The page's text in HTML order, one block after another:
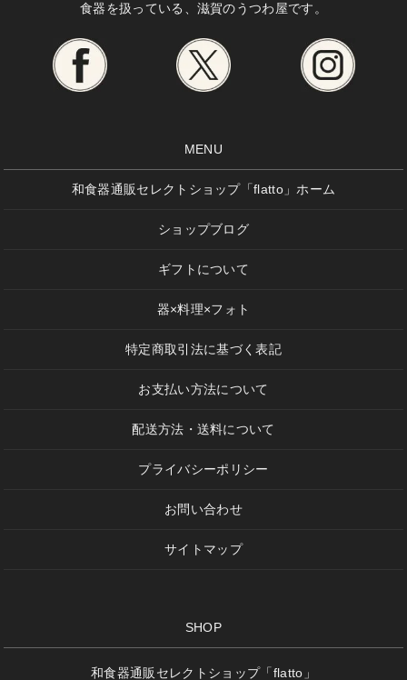
食器を扱っている、滋賀のうつわ屋です。
MENU
和食器通販セレクトショップ「flatto」ホーム
ショップブログ
ギフトについて
器×料理×フォト
特定商取引法に基づく表記
お支払い方法について
配送方法・送料について
プライバシーポリシー
お問い合わせ
サイトマップ
SHOP
和食器通販セレクトショップ「flatto」